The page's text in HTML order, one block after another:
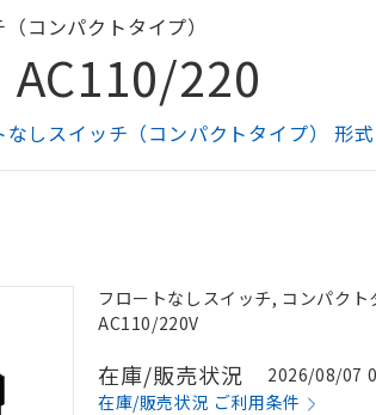
コンパクトタイプ）
AC110/220
しスイッチ（コンパクトタイプ） 形式
フロートなしスイッチ, コンパク
AC110/220V
在庫/販売状況
2026/08/07
在庫/販売状況 ご利用条件